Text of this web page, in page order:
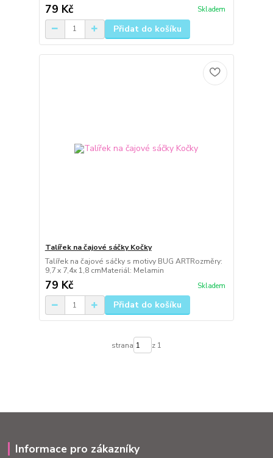
79 Kč Skladem
Přidat do košíku
Talířek na čajové sáčky Kočky
Talířek na čajové sáčky s motivy BUG ARTRozměry:
9,7 x 7,4x 1,8 cmMateriál: Melamin
79 Kč Skladem
Přidat do košíku
strana z 1
Informace pro zákazníky